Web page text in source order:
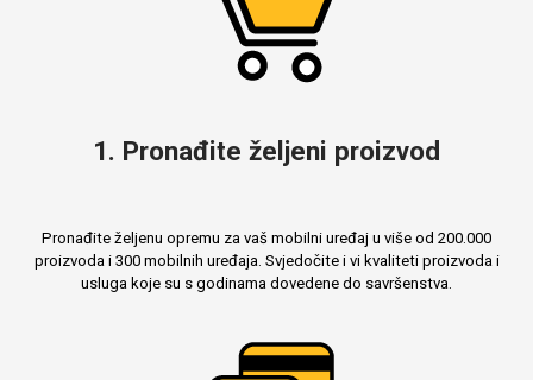
1. Pronađite željeni proizvod
Pronađite željenu opremu za vaš mobilni uređaj u više od 200.000
proizvoda i 300 mobilnih uređaja. Svjedočite i vi kvaliteti proizvoda i
usluga koje su s godinama dovedene do savršenstva.